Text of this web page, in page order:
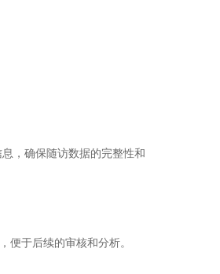
，确保随访数据的完整性和
便于后续的审核和分析。